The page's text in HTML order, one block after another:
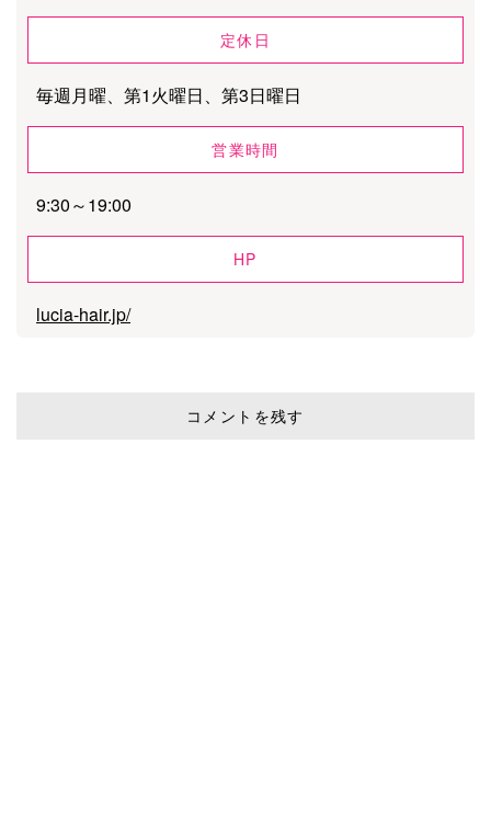
定休日
毎週月曜、第1火曜日、第3日曜日
営業時間
9:30～19:00
HP
lucia-hair.jp/
コメントを残す